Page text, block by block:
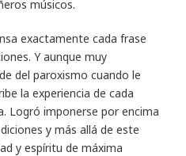
músicos.
exactamente cada frase
Y aunque muy
del paroxismo cuando le
la experiencia de cada
Logró imponerse por encima
y más allá de este
y espíritu de máxima